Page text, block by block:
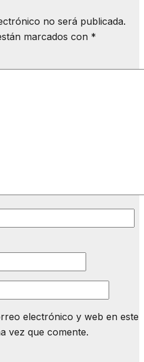
no será publicada.
marcados con *
electrónico y web en este
vez que comente.